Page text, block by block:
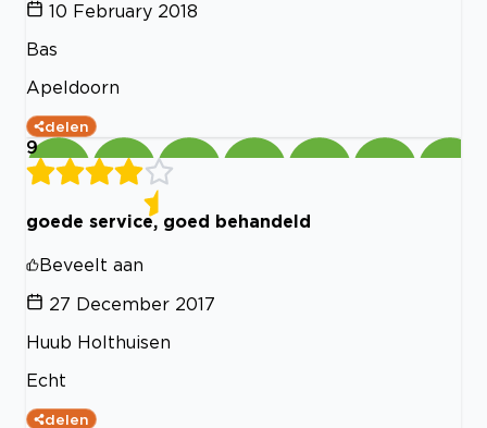
10 February 2018
Bas
Apeldoorn
delen
9
goede service, goed behandeld
Beveelt aan
27 December 2017
Huub Holthuisen
Echt
delen